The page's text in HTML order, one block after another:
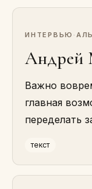
ИНТЕРВЬЮ ·
Андрей
Важно
главная
переделать
текст